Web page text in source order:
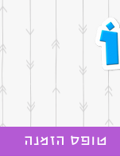
טופס הזמנה